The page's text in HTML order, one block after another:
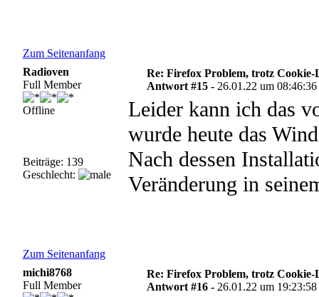
Zum Seitenanfang
Radioven
Full Member
Offline
Beiträge: 139
Geschlecht:
Re: Firefox Problem, trotz Cookie-
Antwort #15 - 26.01.22 um 08:46:36
Leider kann ich das
wurde heute das
Nach dessen
Veränderung in
Zum Seitenanfang
michi8768
Full Member
Re: Firefox Problem, trotz Cookie-
Antwort #16 - 26.01.22 um 19:23:58